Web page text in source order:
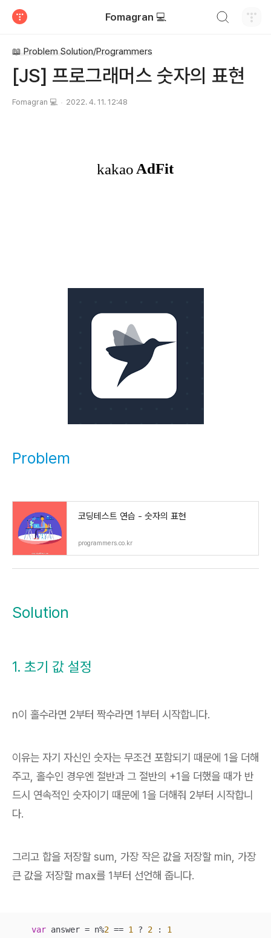
Fomagran 💻
📖 Problem Solution/Programmers
[JS] 프로그래머스 숫자의 표현
Fomagran 💻 2022. 4. 11. 12:48
Problem
코딩테스트 연습 - 숫자의 표현
programmers.co.kr
Solution
1. 초기 값 설정
n이 홀수라면 2부터 짝수라면 1부터 시작합니다.
이유는 자기 자신인 숫자는 무조건 포함되기 때문에 1을 더해
주고, 홀수인 경우엔 절반과 그 절반의 +1을 더했을 때가 반
드시 연속적인 숫자이기 때문에 1을 더해줘 2부터 시작합니
다.
그리고 합을 저장할 sum, 가장 작은 값을 저장할 min, 가장
큰 값을 저장할 max를 1부터 선언해 줍니다.
var answer = n%2 == 1 ? 2 : 1